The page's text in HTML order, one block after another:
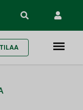
TILAA